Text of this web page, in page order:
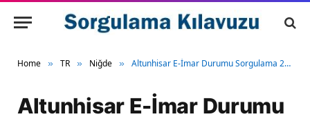
Home » TR » Niğde » Altunhisar E-İmar Durumu Sorgulama 2026
Altunhisar E-İmar Durumu